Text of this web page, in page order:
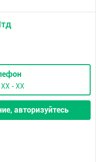
ХХ - ХХ
авторизуйтесь